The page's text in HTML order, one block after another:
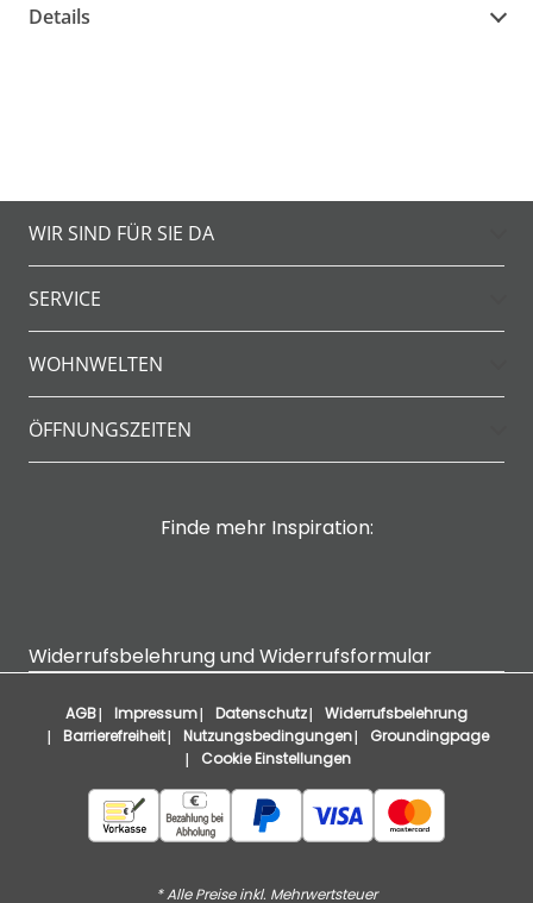
Details
WIR SIND FÜR SIE DA
SERVICE
WOHNWELTEN
ÖFFNUNGSZEITEN
Finde mehr Inspiration:
Widerrufsbelehrung und Widerrufsformular
AGB Impressum Datenschutz
Widerrufsbelehrung
Barrierefreiheit
Nutzungsbedingungen
Groundingpage
Cookie Einstellungen
* Alle Preise inkl. Mehrwertsteuer